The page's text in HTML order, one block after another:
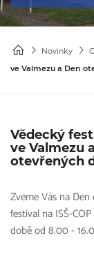
Novinky
ve Valmezu a Den
Vědecký
ve Valmezu
otevřených
Zveme Vás na
festival na ISŠ-
době od 8.00 -